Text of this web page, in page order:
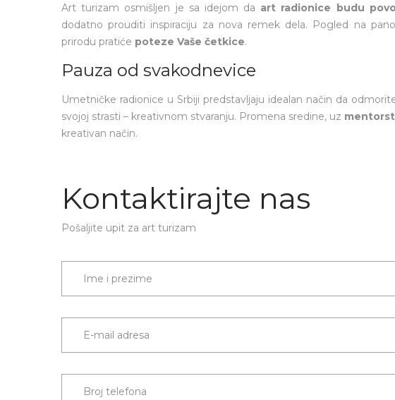
Art turizam osmišljen je sa idejom da art radionice budu
dodatno prouditi inspiraciju za nova remek dela. Pogled na
prirodu pratiće poteze Vaše četkice.
Pauza od svakodnevice
Umetničke radionice u Srbiji predstavljaju idealan način da
svojoj strasti – kreativnom stvaranju. Promena sredine, uz
kreativan način.
Kontaktirajte nas
Pošaljite upit za art turizam